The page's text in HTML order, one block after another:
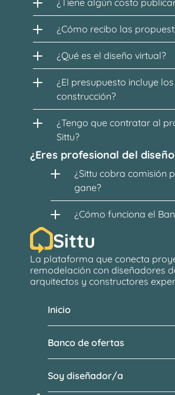
¿Tiene algún costo
¿Cómo recibo las
¿Qué es el diseño virtual?
¿El presupuesto incluye
construcción?
¿Tengo que contratar al
Sittu?
¿Eres profesional del
¿Sittu cobra comisión
gane?
¿Cómo funciona el
Sittu
La plataforma que conecta
remodelación con diseñadores
arquitectos y constructores
Banco de ofertas
Soy diseñador/a
Inicio